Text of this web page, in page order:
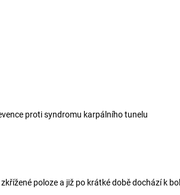
proti syndromu karpálního tunelu
poloze a již po krátké době dochází k